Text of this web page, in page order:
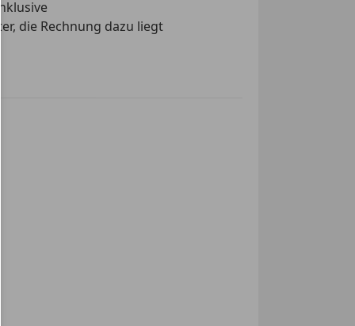
die Rechnung dazu liegt
dich in einem tollen
das Fahrzeug
und
zahlreiche
zum BMW Z1.